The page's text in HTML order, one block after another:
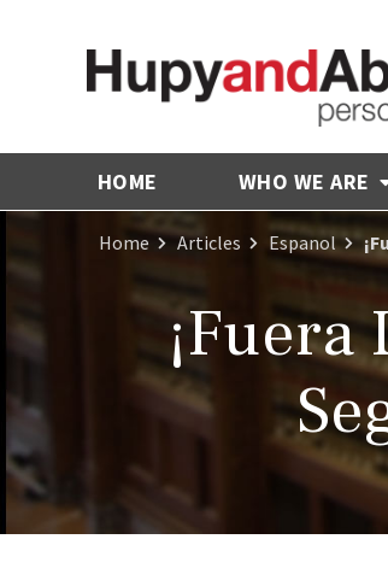
HOME WHO WE ARE
Home Articles Espanol
¡Fuera